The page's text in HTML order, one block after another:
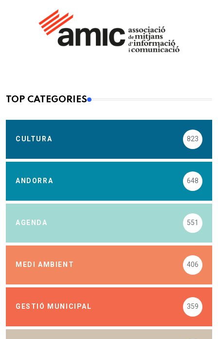
TOP CATEGORIES
CULTURA 823
ANDORRA 648
AGENDA 551
MEDI AMBIENT 406
GESTIÓ MUNICIPAL 359